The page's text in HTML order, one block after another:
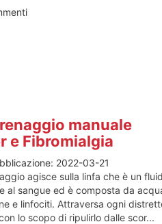
manuale
e Fibromialgia
2022-03-21
agisce sulla linfa che è un
al sangue ed è composta da
e linfociti. Attraversa ogni
lo scopo di ripulirlo dalle scor...